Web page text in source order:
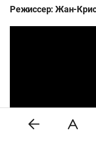
Режиссер: Жан-